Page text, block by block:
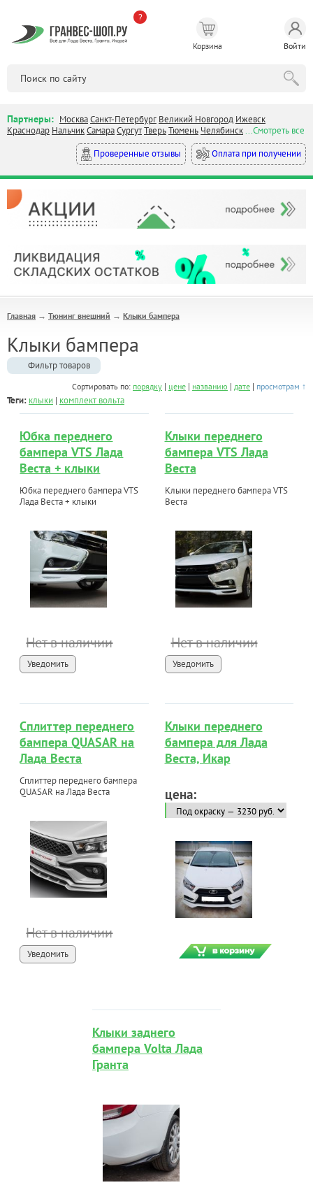
?
Корзина Войти
Партнеры: МоскваСанкт-Петербург Великий Новгород Ижевск
Краснодар НальчикСамараСургутТверьТюмень Челябинск...Смотреть все
Проверенные отзывы
Оплата при получении
Главная → Тюнинг внешний → Клыки бампера
Клыки бампера
Фильтр товаров
Сортировать по: порядку | цене | названию | дате | просмотрам ↑
Теги: клыки | комплект вольта
Юбка переднего
бампера VTS Лада
Веста + клыки
Юбка переднего бампера VTS
Лада Веста + клыки
Нет в наличии
Уведомить
Клыки переднего
бампера VTS Лада
Веста
Клыки переднего бампера VTS
Веста
Нет в наличии
Уведомить
Сплиттер переднего
бампера QUASAR на
Лада Веста
Сплиттер переднего бампера
QUASAR на Лада Веста
Нет в наличии
Уведомить
Клыки переднего
бампера для Лада
Веста, Икар
цена:
Клыки заднего
бампера Volta Лада
Гранта